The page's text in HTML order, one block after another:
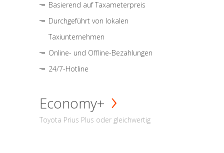
Basierend auf Taxameterpreis
Durchgeführt von lokalen
Taxiunternehmen
Online- und Offline-Bezahlungen
24/7-Hotline
Economy+
Toyota Prius Plus oder gleichwertig